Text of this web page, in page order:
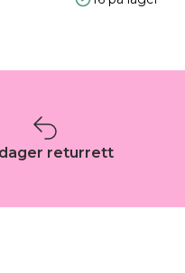
returrett